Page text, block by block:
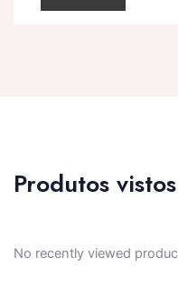
Produtos
No recently viewed